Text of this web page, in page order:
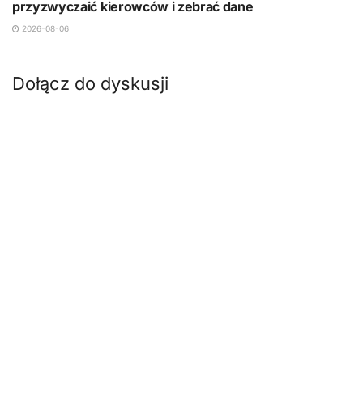
przyzwyczaić kierowców i zebrać dane
2026-08-06
Dołącz do dyskusji